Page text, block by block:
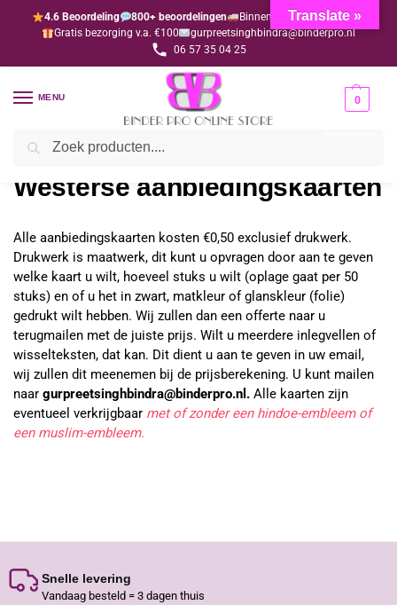
4.6 Beoordeling 800+ beoordelingen
Binnen 1-3 dagen geleverd
Gratis bezorging v.a. €100
gurpreetsinghbindra@binderpro.nl
06 57 35 04 25
MENU 0
Home Westerse aanbiedingskaarten
Westerse aanbiedingskaarten
Alle aanbiedingskaarten kosten €0,50 exclusief drukwerk.
Drukwerk is maatwerk, dit kunt u opvragen door aan te geven
welke kaart u wilt, hoeveel stuks u wilt (oplage gaat per 50
stuks) en of u het in zwart, matkleur of glanskleur (folie)
gedrukt wilt hebben. Wij zullen dan een offerte naar u
terugmailen met de juiste prijs. Wilt u meerdere inlegvellen of
wisselteksten, dat kan. Dit dient u aan te geven in uw email,
wij zullen dit meenemen bij de prijsberekening. U kunt mailen
naar gurpreetsinghbindra@binderpro.nl. Alle kaarten zijn
eventueel verkrijgbaar met of zonder een hindoe-embleem of
een muslim-embleem.
Snelle levering
Vandaag besteld = 3 dagen thuis
Translate »